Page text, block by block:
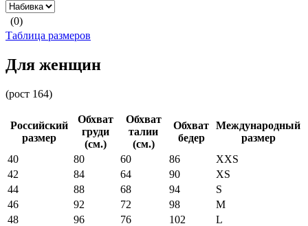
(0)
Таблица размеров
Для женщин
(рост 164)
Российский
размер
Обхват
груди
(см.)
Обхват
талии
(см.)
Обхват
бедер
Международный
размер
40
80 60 86
XXS
42
84 64 90
XS
44
88 68 94
S
46
92 72 98
M
48
96 76 102
L